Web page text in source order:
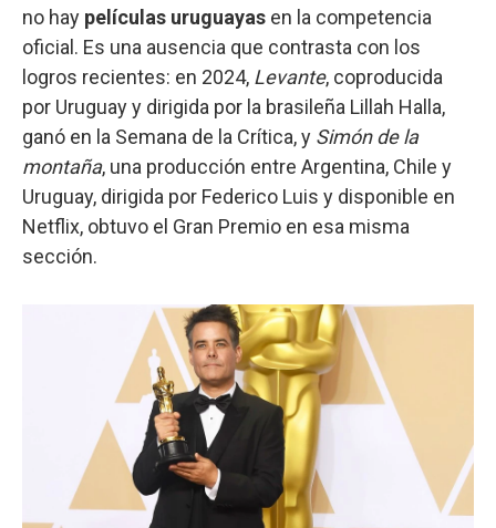
no hay películas uruguayas en la competencia
oficial. Es una ausencia que contrasta con los
logros recientes: en 2024, Levante, coproducida
por Uruguay y dirigida por la brasileña Lillah Halla,
ganó en la Semana de la Crítica, y Simón de la
montaña, una producción entre Argentina, Chile y
Uruguay, dirigida por Federico Luis y disponible en
Netflix, obtuvo el Gran Premio en esa misma
sección.